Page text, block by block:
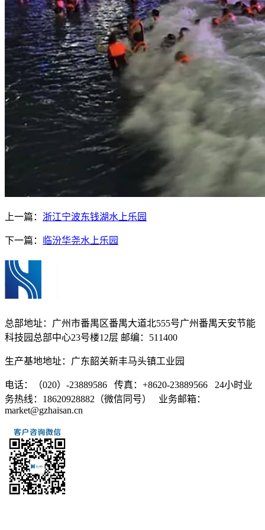
上一篇： 浙江宁波东钱湖水上乐园
下一篇： 临汾华尧水上乐园
总部地址：广州市番禺区番禺大道北555号广州番禺天安节能
科技园总部中心23号楼12层 邮编：511400
生产基地地址：广东韶关新丰马头镇工业园
电话：（020）-23889586 传真：+8620-23889566 24小时业
务热线：18620928882（微信同号） 业务邮箱：
market@gzhaisan.cn